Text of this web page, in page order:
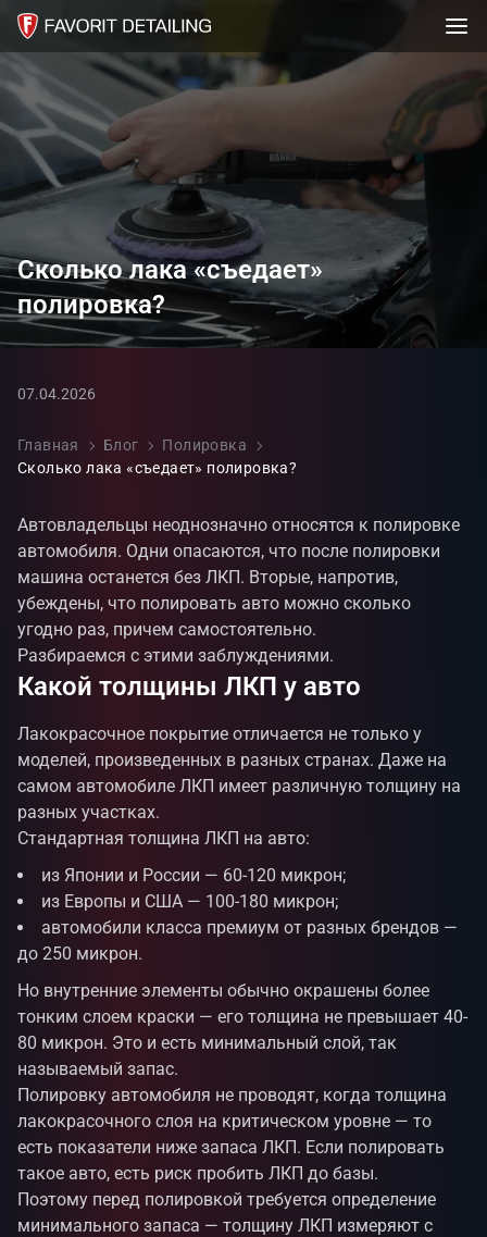
Сколько лака «съедает»
полировка?
07.04.2026
Главная Блог
Полировка
Сколько лака «съедает» полировка?
Автовладельцы неоднозначно относятся к полировке
автомобиля. Одни опасаются, что после полировки
машина останется без ЛКП. Вторые, напротив,
убеждены, что полировать авто можно сколько
угодно раз, причем самостоятельно.
Разбираемся с этими заблуждениями.
Какой толщины ЛКП у авто
Лакокрасочное покрытие отличается не только у
моделей, произведенных в разных странах. Даже на
самом автомобиле ЛКП имеет различную толщину на
разных участках.
Стандартная толщина ЛКП на авто:
из Японии и России — 60-120 микрон;
из Европы и США — 100-180 микрон;
автомобили класса премиум от разных брендов —
до 250 микрон.
Но внутренние элементы обычно окрашены более
тонким слоем краски — его толщина не превышает 40-
80 микрон. Это и есть минимальный слой, так
называемый запас.
Полировку автомобиля не проводят, когда толщина
лакокрасочного слоя на критическом уровне — то
есть показатели ниже запаса ЛКП. Если полировать
такое авто, есть риск пробить ЛКП до базы.
Поэтому перед полировкой требуется определение
минимального запаса — толщину ЛКП измеряют с